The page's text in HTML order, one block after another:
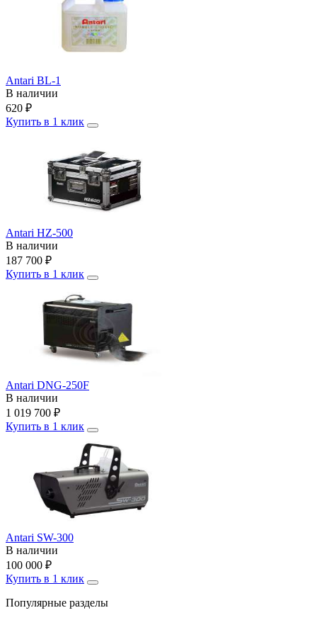
Antari BL-1
В наличии
620 ₽
Купить в 1 клик
Antari HZ-500
В наличии
187 700 ₽
Купить в 1 клик
Antari DNG-250F
В наличии
1 019 700 ₽
Купить в 1 клик
Antari SW-300
В наличии
100 000 ₽
Купить в 1 клик
Популярные разделы